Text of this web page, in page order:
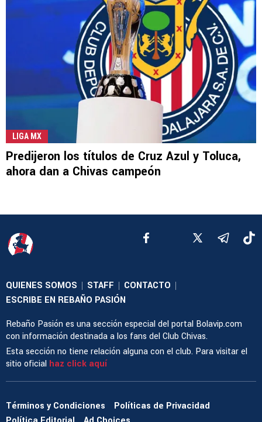
LIGA MX
Predijeron los títulos de Cruz Azul y Toluca,
ahora dan a Chivas campeón
QUIENES SOMOS STAFF CONTACTO
ESCRIBE EN REBAÑO PASIÓN
Rebaño Pasión es una sección especial del portal Bolavip.com
con información destinada a los fans del Club Chivas.
Esta sección no tiene relación alguna con el club. Para visitar el
sitio oficial haz click aquí
Términos y Condiciones
Políticas de Privacidad